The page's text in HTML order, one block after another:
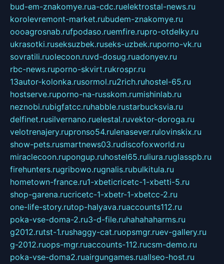
bud-em-znakomye.rua-cdc.ruelektrostal-news.ru
korolevremont-market.rubudem-znakomye.ru
oooagrosnab.rufpodaso.ruemfire.rupro-otdelky.ru
ukrasotki.ruseksuzbek.ruseks-uzbek.ruporno-vk.ru
sovratili.ruolecoon.ruvd-dosug.ruadonyev.ru
rbc-news.ruporno-skvirt.rukrospr.ru
13autor-kolonka.rusormol.ru2rich.ruhostel-65.ru
hostserve.ruporno-na-russkom.rumishinlab.ru
neznobi.rubigfatcc.ruhabble.rustarbucksvia.ru
delfinet.rusilvernano.ruelestal.ruvektor-doroga.ru
velotrenajery.rupronso54.rulenasever.rulovinskix.ru
show-pets.rusmartnews03.rudiscofoxworld.ru
miraclecoon.rupongup.ruhostel65.ruliura.ruglasspb.ru
firehunters.rugribowo.rugnalis.rubulkitula.ru
hometown-france.ru1-xbeticricetc-1-xbetti-5.ru
shop-garena.rucricetc-1-xbetr-1-xbetcc-2.ru
one-life-story.rutop-halyava.ruaccounts112.ru
poka-vse-doma-2.ru3-d-file.ruhahahaharms.ru
g2012.rutst-1.rushaggy-cat.ruopsmgr.ruev-gallery.ru
g-2012.ruops-mgr.ruaccounts-112.rucsm-demo.ru
poka-vse-doma2.ruairgungames.ruallseo-host.ru